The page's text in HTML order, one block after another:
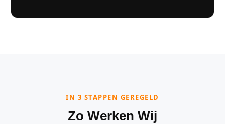
IN 3 STAPPEN GEREGELD
Zo Werken Wij